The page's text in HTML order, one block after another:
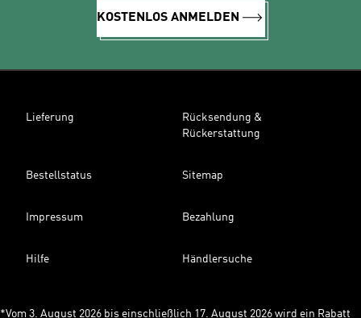
KOSTENLOS ANMELDEN
Lieferung
Rücksendung &
Rückerstattung
Bestellstatus Sitemap
Impressum Bezahlung
Hilfe Händlersuche
*Vom 3. August 2026 bis einschließlich 17. August 2026 wird ein Rabatt